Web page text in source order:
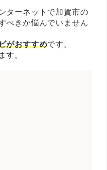
ターネットで加賀市の
べきか悩んでいません
がおすすめです。
す。